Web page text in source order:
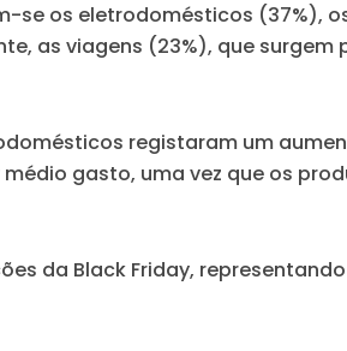
se os eletrodomésticos (37%),
as viagens (23%), que
registaram um
gasto, uma vez que os
da Black Friday,